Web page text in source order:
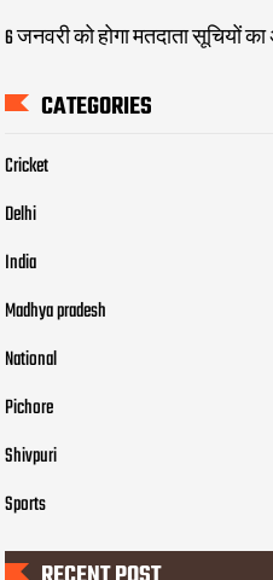
6 जनवरी को होगा मतदाता सूचियों
CATEGORIES
Cricket
Delhi
India
Madhya pradesh
National
Pichore
Shivpuri
Sports